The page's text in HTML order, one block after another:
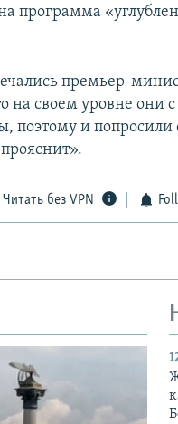
программа
премьер-
на своем уровне они с
поэтому и
Читать без VPN